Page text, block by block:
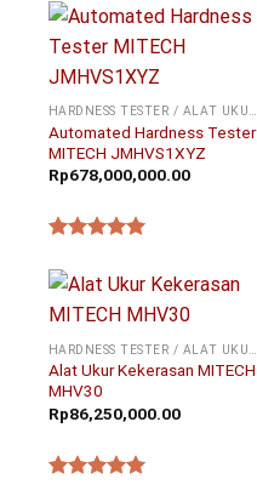
HARDNESS TESTER / ALAT UKUR KEKERASAN
Automated Hardness Tester
MITECH JMHVS1XYZ
Rp678,000,000.00
Alat Ukur Kekerasan MITECH
MHV30
Rp86,250,000.00